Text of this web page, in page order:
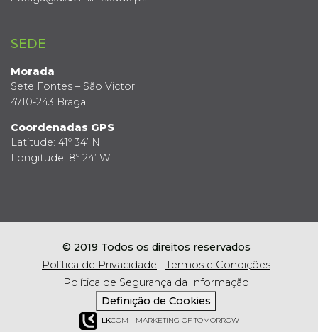
SEDE
Morada
Sete Fontes – São Victor
4710-243 Braga
Coordenadas GPS
Latitude: 41º 34’ N
Longitude: 8º 24’ W
© 2019 Todos os direitos reservados
Política de Privacidade
Termos e Condições
Política de Segurança da Informação
Definição de Cookies
LKCOM - MARKETING OF TOMORROW